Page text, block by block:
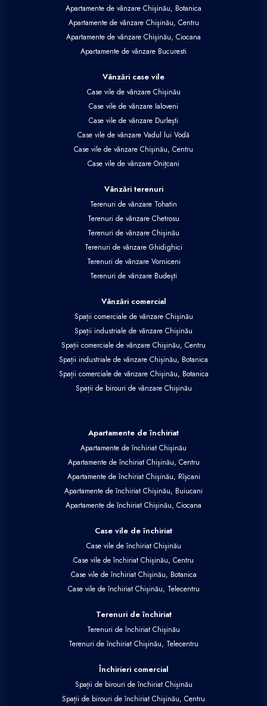
Apartamente de vânzare Chișinău, Botanica
Apartamente de vânzare Chișinău, Centru
Apartamente de vânzare Chișinău, Ciocana
Apartamente de vânzare Bucuresti
Vânzări case vile
Case vile de vânzare Chișinău
Case vile de vânzare Ialoveni
Case vile de vânzare Durlești
Case vile de vânzare Vadul lui Vodă
Case vile de vânzare Chișinău, Centru
Case vile de vânzare Onițcani
Vânzări terenuri
Terenuri de vânzare Tohatin
Terenuri de vânzare Chetrosu
Terenuri de vânzare Chișinău
Terenuri de vânzare Ghidighici
Terenuri de vânzare Vorniceni
Terenuri de vânzare Budești
Vânzări comercial
Spații comerciale de vânzare Chișinău
Spații industriale de vânzare Chișinău
Spații comerciale de vânzare Chișinău, Centru
Spații industriale de vânzare Chișinău, Botanica
Spații comerciale de vânzare Chișinău, Botanica
Spații de birouri de vânzare Chișinău
Apartamente de închiriat
Apartamente de închiriat Chișinău
Apartamente de închiriat Chișinău, Centru
Apartamente de închiriat Chișinău, Rîșcani
Apartamente de închiriat Chișinău, Buiucani
Apartamente de închiriat Chișinău, Ciocana
Case vile de închiriat
Case vile de închiriat Chișinău
Case vile de închiriat Chișinău, Centru
Case vile de închiriat Chișinău, Botanica
Case vile de închiriat Chișinău, Telecentru
Terenuri de închiriat
Terenuri de închiriat Chișinău
Terenuri de închiriat Chișinău, Telecentru
Închirieri comercial
Spații de birouri de închiriat Chișinău
Spații de birouri de închiriat Chișinău, Centru